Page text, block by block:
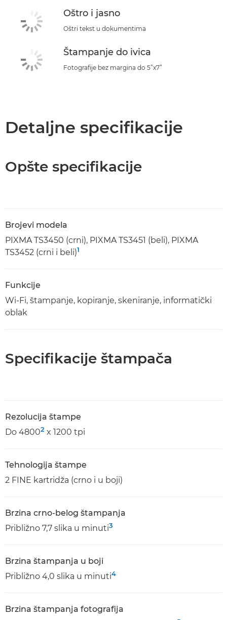
Oštro i jasno
Oštri tekst u dokumentima
Štampanje do ivica
Fotografije bez margina do 5”x7”
Detaljne specifikacije
Opšte specifikacije
Brojevi modela
PIXMA TS3450 (crni), PIXMA TS3451 (beli), PIXMA
TS3452 (crni i beli)1
Funkcije
Wi-Fi, štampanje, kopiranje, skeniranje, informatički
oblak
Specifikacije štampača
Rezolucija štampe
Do 48002 x 1200 tpi
Tehnologija štampe
2 FINE kartridža (crno i u boji)
Brzina crno-belog štampanja
Približno 7,7 slika u minuti3
Brzina štampanja u boji
Približno 4,0 slika u minuti4
Brzina štampanja fotografija